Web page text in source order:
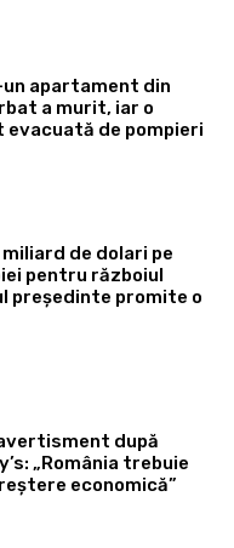
apartament din
a murit, iar o
de pompieri
miliard de dolari pe
pentru războiul
președinte promite o
după
„România trebuie
economică”